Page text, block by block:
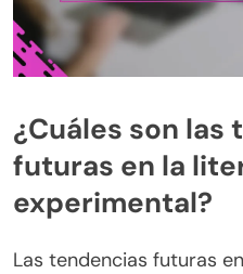
¿Cuáles son las
futuras en la
experimental?
Las tendencias futuras